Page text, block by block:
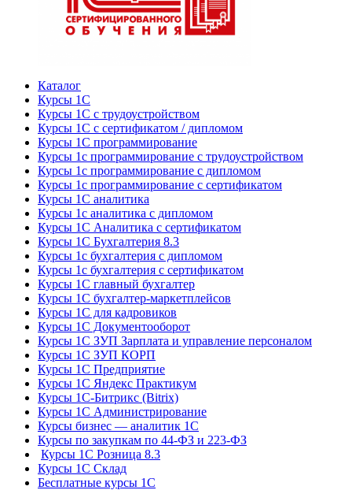
Каталог
Курсы 1С
Курсы 1С с трудоустройством
Курсы 1С с сертификатом / дипломом
Курсы 1С программирование
Курсы 1с программирование с трудоустройством
Курсы 1с программирование с дипломом
Курсы 1с программирование с сертификатом
Курсы 1С аналитика
Курсы 1с аналитика с дипломом
Курсы 1С Аналитика с сертификатом
Курсы 1С Бухгалтерия 8.3
Курсы 1с бухгалтерия с дипломом
Курсы 1с бухгалтерия с сертификатом
Курсы 1С главный бухгалтер
Курсы 1С бухгалтер-маркетплейсов
Курсы 1С для кадровиков
Курсы 1С Документооборот
Курсы 1С ЗУП Зарплата и управление персоналом
Курсы 1С ЗУП КОРП
Курсы 1С Предприятие
Курсы 1С Яндекс Практикум
Курсы 1С-Битрикс (Bitrix)
Курсы 1С Администрирование
Курсы бизнес — аналитик 1С
Курсы по закупкам по 44‑ФЗ и 223‑ФЗ
Курсы 1С Розница 8.3
Курсы 1С Склад
Бесплатные курсы 1С